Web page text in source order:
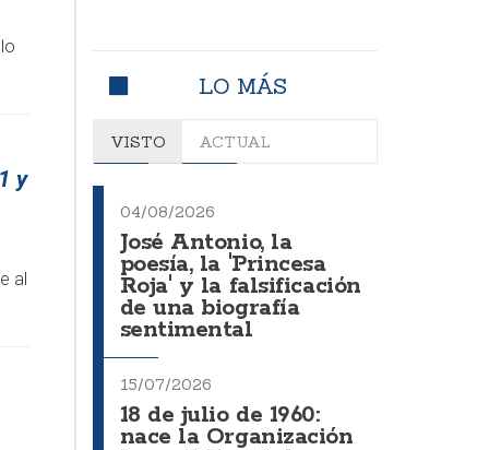
y
al
LO MÁS
VISTO ACTUAL
04/08/2026
José Antonio, la
poesía, la 'Princesa
Roja' y la falsificación
de una biografía
sentimental
15/07/2026
18 de julio de 1960:
nace la Organización